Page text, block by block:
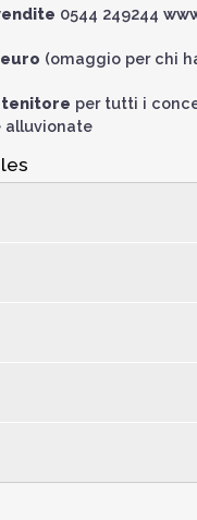
0544 249244
(omaggio per chi
per tutti i
alluvionate